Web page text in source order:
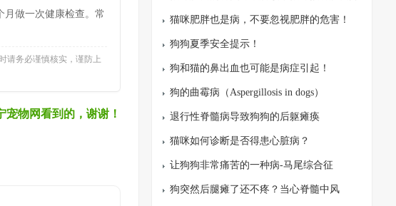
月做一次健康检查。常
请务必谨慎核实，谨防上
物网看到的，谢谢！
处和风险
猫咪肥胖也是病，不要忽视肥胖的危害！
狗狗夏季安全提示！
狗和猫的鼻出血也可能是病症引起！
狗的曲霉病（Aspergillosis in dogs）
退行性脊髓病导致狗狗的后躯瘫痪
猫咪如何诊断是否得患心脏病？
让狗狗非常痛苦的一种病-马尾综合征
狗突然后腿瘫了还不疼？当心脊髓中风